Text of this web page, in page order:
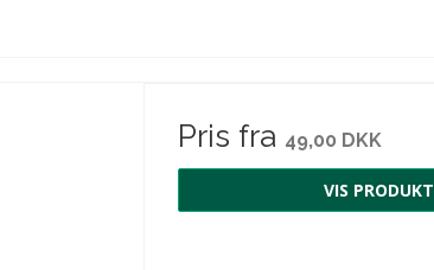
Pris fra 49,00 DKK
VIS PRODUKT